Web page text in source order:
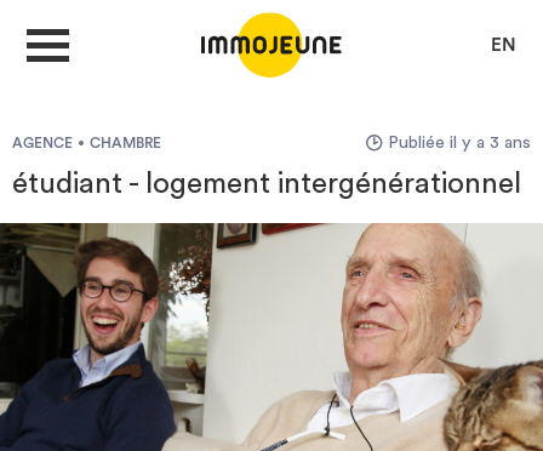
EN
DÉPOSER UNE ANNONCE
Je cherche un logement
Je propose un bien
AGENCE CHAMBRE Publiée il y a 3 ans
étudiant - logement intergénérationnel